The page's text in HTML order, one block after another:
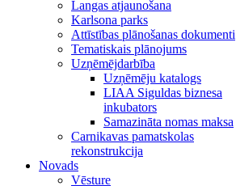
Langas atjaunošana
Karlsona parks
Attīstības plānošanas dokumenti
Tematiskais plānojums
Uzņēmējdarbība
Uzņēmēju katalogs
LIAA Siguldas biznesa
inkubators
Samazināta nomas maksa
Carnikavas pamatskolas
rekonstrukcija
Novads
Vēsture